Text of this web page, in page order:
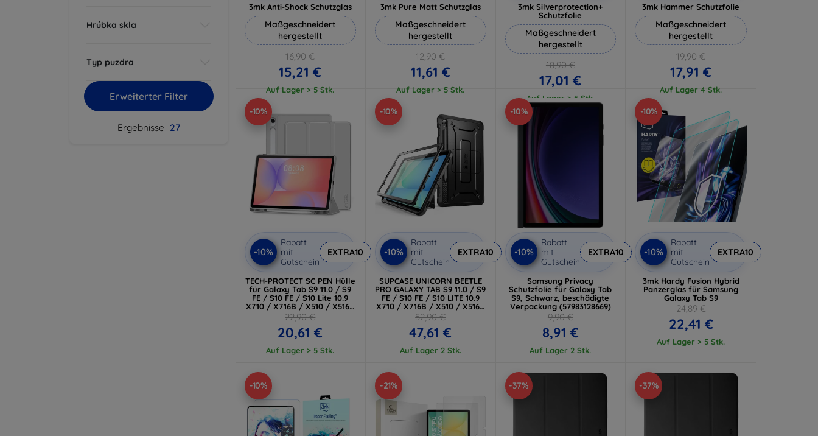
Hrúbka skla
Typ puzdra
Erweiterter Filter
Ergebnisse 27
3mk Anti-Shock Schutzglas
Maßgeschneidert
hergestellt
16,90 €
15,21 €
Auf Lager > 5 Stk.
3mk Pure Matt Schutzglas
Maßgeschneidert
hergestellt
12,90 €
11,61 €
Auf Lager > 5 Stk.
3mk Silverprotection+
Schutzfolie
Maßgeschneidert
hergestellt
18,90 €
17,01 €
Auf Lager > 5 Stk.
3mk Hammer Schutzfolie
Maßgeschneidert
hergestellt
19,90 €
17,91 €
Auf Lager 4 Stk.
-10%
-10%
Rabatt
mit
Gutschein
EXTRA10
TECH-PROTECT SC PEN Hülle
für Galaxy Tab S9 11.0 / S9
FE / S10 FE / S10 Lite 10.9
X710 / X716B / X510 / X516B
/ X520 / X526 / X400 /
X406B Grau (5906302332731)
22,90 €
20,61 €
Auf Lager > 5 Stk.
-10%
-10%
Rabatt
mit
Gutschein
EXTRA10
SUPCASE UNICORN BEETLE
PRO GALAXY TAB S9 11.0 / S9
FE / S10 FE / S10 LITE 10.9
X710 / X716B / X510 / X516B
/ X520 / X526 / X400 /
X406B SCHWARZ
(843439159655)
52,90 €
47,61 €
Auf Lager 2 Stk.
-10%
-10%
Rabatt
mit
Gutschein
EXTRA10
Samsung Privacy
Schutzfolie für Galaxy Tab
S9, Schwarz, beschädigte
Verpackung (57983128669)
9,90 €
8,91 €
Auf Lager 2 Stk.
-10%
-10%
Rabatt
mit
Gutschein
EXTRA10
3mk Hardy Fusion Hybrid
Panzerglas für Samsung
Galaxy Tab S9
24,89 €
22,41 €
Auf Lager > 5 Stk.
-10% -21% -37% -37%